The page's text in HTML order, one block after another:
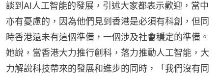
談到AI人工智能的發展，引述大家都表示歡迎，當中
亦有憂慮的，因為他們見到香港是必須有科創，但同
時香港還未有這個準備，一個涉及社會穩定的準備。
她說，當香港大力推行創科，落力推動人工智能，大
力解說科技帶來的發展和進步的同時，「我們沒有同